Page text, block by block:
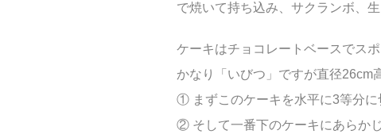
で焼いて持ち込み、サクランボ、
ケーキはチョコレートベースでス
かなり「いびつ」ですが直径26cm
① まずこのケーキを水平に3等分に
② そして一番下のケーキにあらか